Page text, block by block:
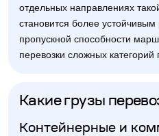
отдельных направлениях
становится более
пропускной способности
перевозки сложных категорий
Какие грузы
Контейнерные и